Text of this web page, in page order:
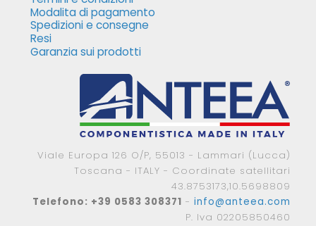
Modalita di pagamento
Spedizioni e consegne
Resi
Garanzia sui prodotti
Viale Europa 126 O/P, 55013 - Lammari (Lucca)
Toscana - ITALY - Coordinate satellitari
43.8753173,10.5698809
Telefono: +39 0583 308371 -info@anteea.com
P. Iva 02205850460